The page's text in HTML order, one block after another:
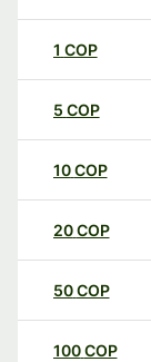
1 COP
5 COP
10COP
20COP
50COP
100COP